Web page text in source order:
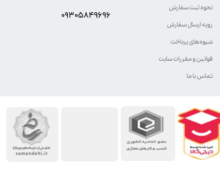
نحوه ثبت سفارش
رویه ارسال سفارش
شیوه‌های پرداخت
قوانین و مقررات سایت
تماس با ما
۰۹۳۰۵8۴9696